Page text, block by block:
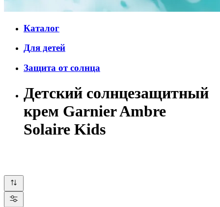
Каталог
Для детей
Защита от солнца
Детский солнцезащитный
крем Garnier Ambre
Solaire Kids